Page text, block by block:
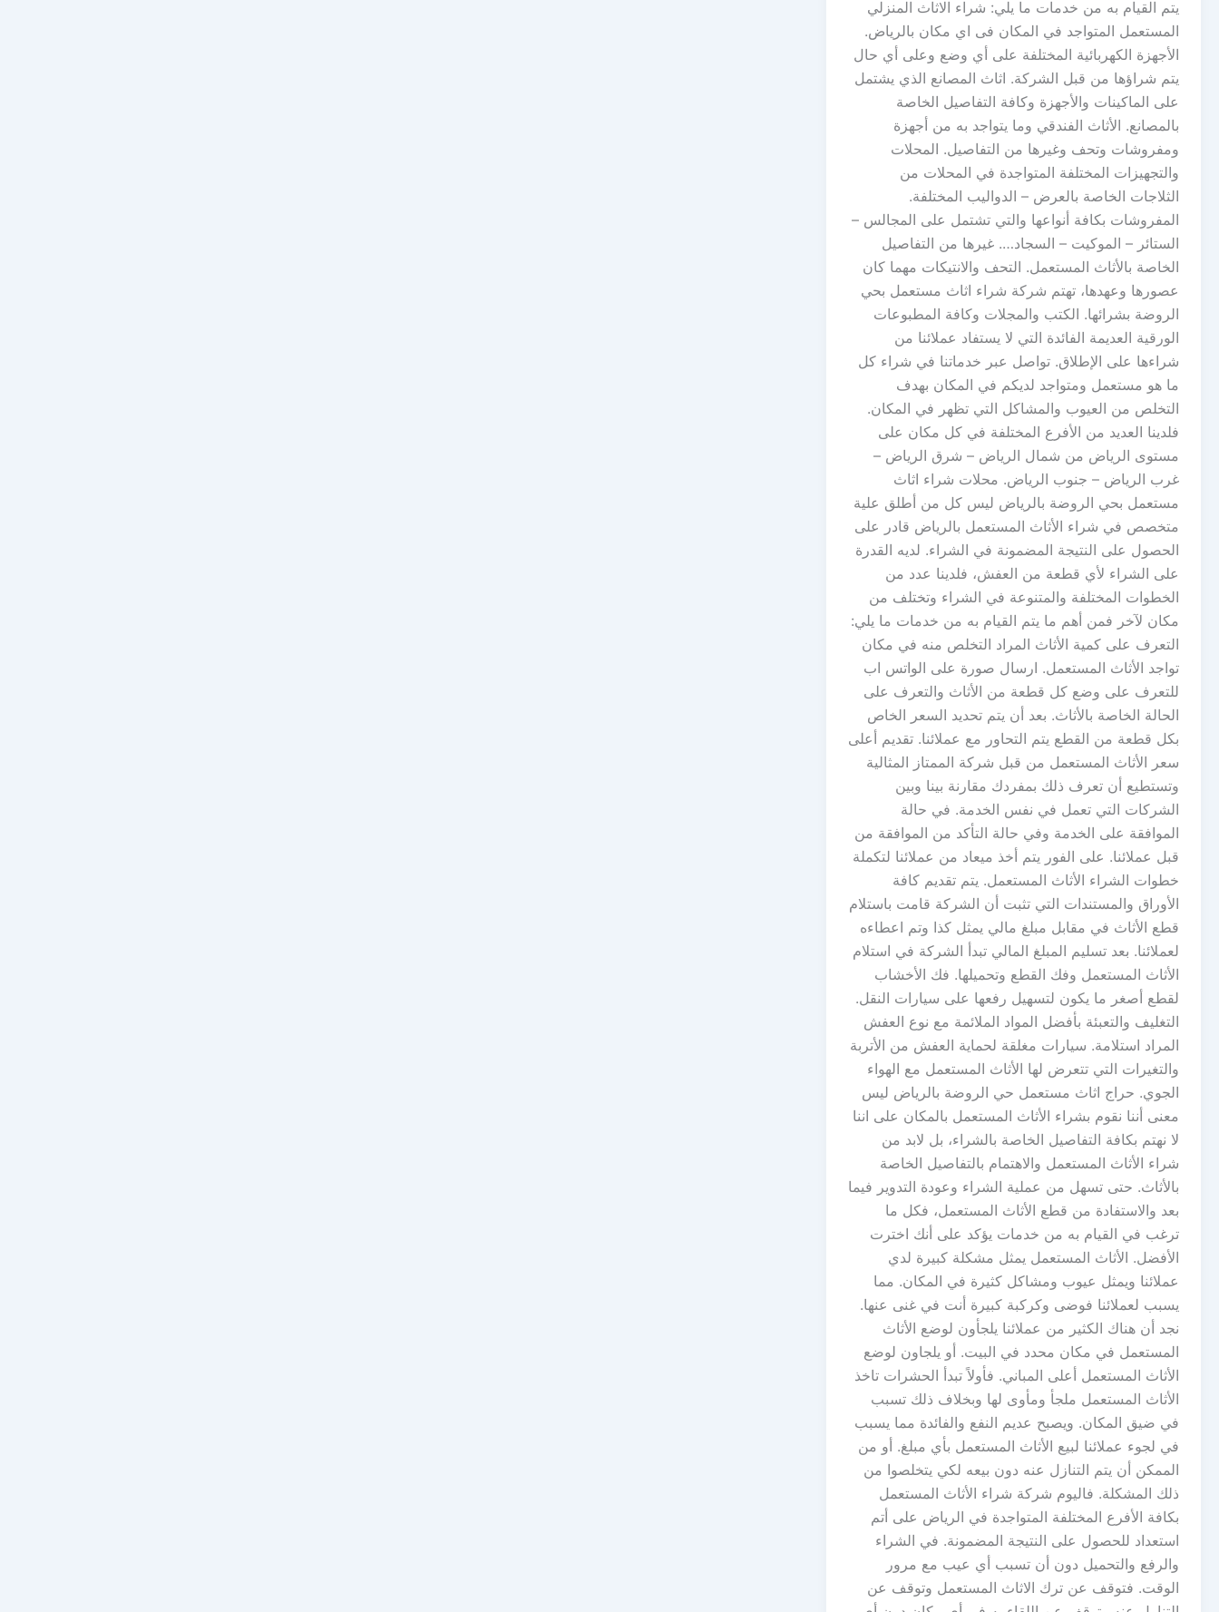
يتم القيام به من خدمات ما يلي: شراء الاثاث المنزلي
المستعمل المتواجد في المكان فى اي مكان بالرياض.
الأجهزة الكهربائية المختلفة على أي وضع وعلى أي حال
يتم شراؤها من قبل الشركة. اثاث المصانع الذي يشتمل
على الماكينات والأجهزة وكافة التفاصيل الخاصة
بالمصانع. الأثاث الفندقي وما يتواجد به من أجهزة
ومفروشات وتحف وغيرها من التفاصيل. المحلات
والتجهيزات المختلفة المتواجدة في المحلات من
الثلاجات الخاصة بالعرض – الدواليب المختلفة.
المفروشات بكافة أنواعها والتي تشتمل على المجالس –
الستائر – الموكيت – السجاد…. غيرها من التفاصيل
الخاصة بالأثاث المستعمل. التحف والانتيكات مهما كان
عصورها وعهدها، تهتم شركة شراء اثاث مستعمل بحي
الروضة بشرائها. الكتب والمجلات وكافة المطبوعات
الورقية العديمة الفائدة التي لا يستفاد عملائنا من
شراءها على الإطلاق. تواصل عبر خدماتنا في شراء كل
ما هو مستعمل ومتواجد لديكم في المكان بهدف
التخلص من العيوب والمشاكل التي تظهر في المكان.
فلدينا العديد من الأفرع المختلفة في كل مكان على
مستوى الرياض من شمال الرياض – شرق الرياض –
غرب الرياض – جنوب الرياض. محلات شراء اثاث
مستعمل بحي الروضة بالرياض ليس كل من أطلق علية
متخصص في شراء الأثاث المستعمل بالرياض قادر على
الحصول على النتيجة المضمونة في الشراء. لديه القدرة
على الشراء لأي قطعة من العفش، فلدينا عدد من
الخطوات المختلفة والمتنوعة في الشراء وتختلف من
مكان لآخر فمن أهم ما يتم القيام به من خدمات ما يلي:
التعرف على كمية الأثاث المراد التخلص منه في مكان
تواجد الأثاث المستعمل. ارسال صورة على الواتس اب
للتعرف على وضع كل قطعة من الأثاث والتعرف على
الحالة الخاصة بالأثاث. بعد أن يتم تحديد السعر الخاص
بكل قطعة من القطع يتم التحاور مع عملائنا. تقديم أعلى
سعر الأثاث المستعمل من قبل شركة الممتاز المثالية
وتستطيع أن تعرف ذلك بمفردك مقارنة بينا وبين
الشركات التي تعمل في نفس الخدمة. في حالة
الموافقة على الخدمة وفي حالة التأكد من الموافقة من
قبل عملائنا. على الفور يتم أخذ ميعاد من عملائنا لتكملة
خطوات الشراء الأثاث المستعمل. يتم تقديم كافة
الأوراق والمستندات التي تثبت أن الشركة قامت باستلام
قطع الأثاث في مقابل مبلغ مالي يمثل كذا وتم اعطاءه
لعملائنا. بعد تسليم المبلغ المالي تبدأ الشركة في استلام
الأثاث المستعمل وفك القطع وتحميلها. فك الأخشاب
لقطع أصغر ما يكون لتسهيل رفعها على سيارات النقل.
التغليف والتعبئة بأفضل المواد الملائمة مع نوع العفش
المراد استلامة. سيارات مغلقة لحماية العفش من الأتربة
والتغيرات التي تتعرض لها الأثاث المستعمل مع الهواء
الجوي. حراج اثاث مستعمل حي الروضة بالرياض ليس
معنى أننا نقوم بشراء الأثاث المستعمل بالمكان على اننا
لا نهتم بكافة التفاصيل الخاصة بالشراء، بل لابد من
شراء الأثاث المستعمل والاهتمام بالتفاصيل الخاصة
بالأثاث. حتى تسهل من عملية الشراء وعودة التدوير فيما
بعد والاستفادة من قطع الأثاث المستعمل، فكل ما
ترغب في القيام به من خدمات يؤكد على أنك اخترت
الأفضل. الأثاث المستعمل يمثل مشكلة كبيرة لدي
عملائنا ويمثل عيوب ومشاكل كثيرة في المكان. مما
يسبب لعملائنا فوضى وكركبة كبيرة أنت في غنى عنها.
نجد أن هناك الكثير من عملائنا يلجأون لوضع الأثاث
المستعمل في مكان محدد في البيت. أو يلجاون لوضع
الأثاث المستعمل أعلى المباني. فأولاً تبدأ الحشرات تاخذ
الأثاث المستعمل ملجأ ومأوى لها وبخلاف ذلك تسبب
في ضيق المكان. ويصبح عديم النفع والفائدة مما يسبب
في لجوء عملائنا لبيع الأثاث المستعمل بأي مبلغ. أو من
الممكن أن يتم التنازل عنه دون بيعه لكي يتخلصوا من
ذلك المشكلة. فاليوم شركة شراء الأثاث المستعمل
بكافة الأفرع المختلفة المتواجدة في الرياض على أتم
استعداد للحصول على النتيجة المضمونة. في الشراء
والرفع والتحميل دون أن تسبب أي عيب مع مرور
الوقت. فتوقف عن ترك الاثاث المستعمل وتوقف عن